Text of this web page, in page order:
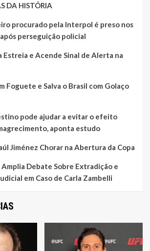
DA HISTÓRIA
procurado pela Interpol é preso nos
perseguição policial
Estreia e Acende Sinal de Alerta na
Foguete e Salva o Brasil com Golaço
pode ajudar a evitar o efeito
aponta estudo
Jiménez Chorar na Abertura da Copa
Debate Sobre Extradição e
em Caso de Carla Zambelli